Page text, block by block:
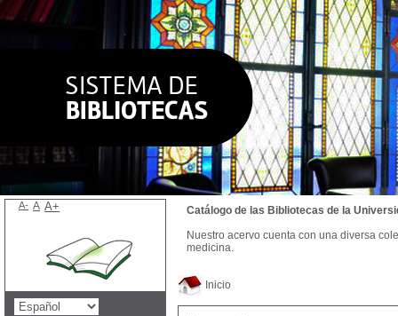
Inicio
Catálogo de las Bibliotecas de la
Nuestro acervo cuenta con una diversa
medicina.
A- A A+